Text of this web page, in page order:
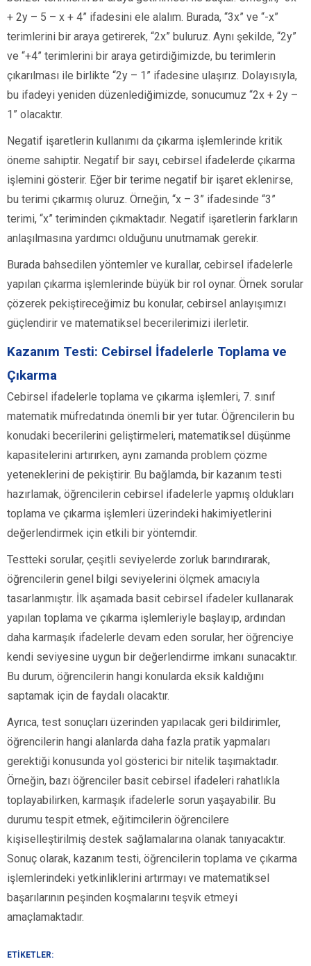
+ 2y – 5 – x + 4” ifadesini ele alalım. Burada, “3x” ve “-x”
terimlerini bir araya getirerek, “2x” buluruz. Aynı şekilde, “2y”
ve “+4” terimlerini bir araya getirdiğimizde, bu terimlerin
çıkarılması ile birlikte “2y – 1” ifadesine ulaşırız. Dolayısıyla,
bu ifadeyi yeniden düzenlediğimizde, sonucumuz “2x + 2y –
1” olacaktır.
Negatif işaretlerin kullanımı da çıkarma işlemlerinde kritik
öneme sahiptir. Negatif bir sayı, cebirsel ifadelerde çıkarma
işlemini gösterir. Eğer bir terime negatif bir işaret eklenirse,
bu terimi çıkarmış oluruz. Örneğin, “x – 3” ifadesinde “3”
terimi, “x” teriminden çıkmaktadır. Negatif işaretlerin farkların
anlaşılmasına yardımcı olduğunu unutmamak gerekir.
Burada bahsedilen yöntemler ve kurallar, cebirsel ifadelerle
yapılan çıkarma işlemlerinde büyük bir rol oynar. Örnek sorular
çözerek pekiştireceğimiz bu konular, cebirsel anlayışımızı
güçlendirir ve matematiksel becerilerimizi ilerletir.
Kazanım Testi: Cebirsel İfadelerle Toplama ve
Çıkarma
Cebirsel ifadelerle toplama ve çıkarma işlemleri, 7. sınıf
matematik müfredatında önemli bir yer tutar. Öğrencilerin bu
konudaki becerilerini geliştirmeleri, matematiksel düşünme
kapasitelerini artırırken, aynı zamanda problem çözme
yeteneklerini de pekiştirir. Bu bağlamda, bir kazanım testi
hazırlamak, öğrencilerin cebirsel ifadelerle yapmış oldukları
toplama ve çıkarma işlemleri üzerindeki hakimiyetlerini
değerlendirmek için etkili bir yöntemdir.
Testteki sorular, çeşitli seviyelerde zorluk barındırarak,
öğrencilerin genel bilgi seviyelerini ölçmek amacıyla
tasarlanmıştır. İlk aşamada basit cebirsel ifadeler kullanarak
yapılan toplama ve çıkarma işlemleriyle başlayıp, ardından
daha karmaşık ifadelerle devam eden sorular, her öğrenciye
kendi seviyesine uygun bir değerlendirme imkanı sunacaktır.
Bu durum, öğrencilerin hangi konularda eksik kaldığını
saptamak için de faydalı olacaktır.
Ayrıca, test sonuçları üzerinden yapılacak geri bildirimler,
öğrencilerin hangi alanlarda daha fazla pratik yapmaları
gerektiği konusunda yol gösterici bir nitelik taşımaktadır.
Örneğin, bazı öğrenciler basit cebirsel ifadeleri rahatlıkla
toplayabilirken, karmaşık ifadelerle sorun yaşayabilir. Bu
durumu tespit etmek, eğitimcilerin öğrencilere
kişiselleştirilmiş destek sağlamalarına olanak tanıyacaktır.
Sonuç olarak, kazanım testi, öğrencilerin toplama ve çıkarma
işlemlerindeki yetkinliklerini artırmayı ve matematiksel
başarılarının peşinden koşmalarını teşvik etmeyi
amaçlamaktadır.
ETİKETLER: